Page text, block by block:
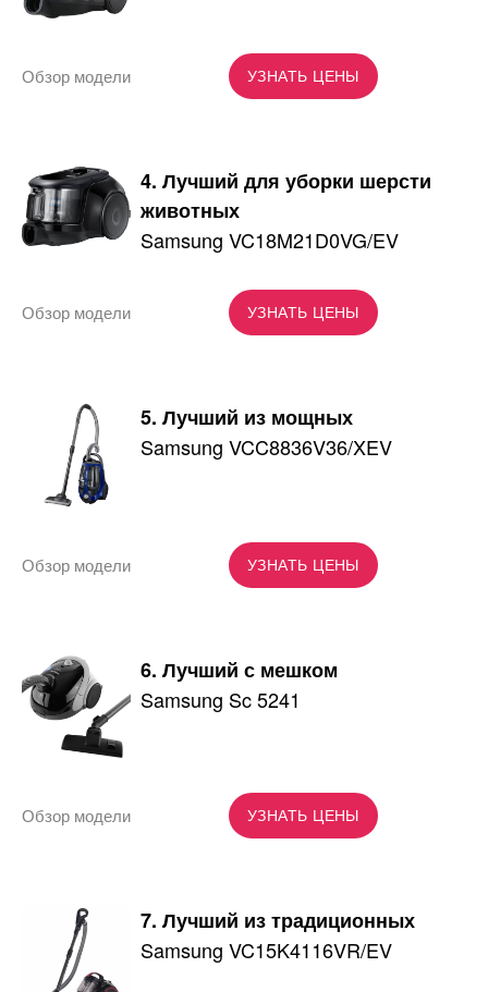
УЗНАТЬ ЦЕНЫ
Обзор модели
4. Лучший для уборки шерсти
животных
Samsung VC18M21D0VG/EV
УЗНАТЬ ЦЕНЫ
Обзор модели
5. Лучший из мощных
Samsung VCC8836V36/XEV
УЗНАТЬ ЦЕНЫ
Обзор модели
6. Лучший с мешком
Samsung Sc 5241
УЗНАТЬ ЦЕНЫ
Обзор модели
7. Лучший из традиционных
Samsung VC15K4116VR/EV